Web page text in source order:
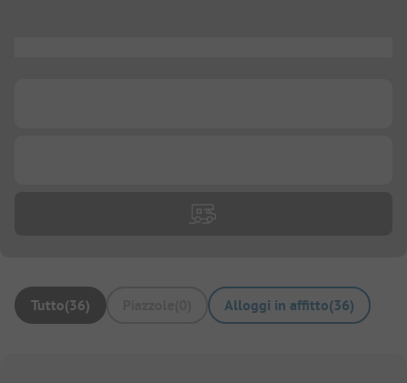
Tutto(36) Alloggi in affitto(36)